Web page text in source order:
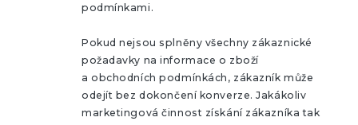
podmínkami.
Pokud nejsou splněny všechny zákaznické
požadavky na informace o zboží
a obchodních podmínkách, zákazník může
odejít bez dokončení konverze. Jakákoliv
marketingová činnost získání zákazníka tak